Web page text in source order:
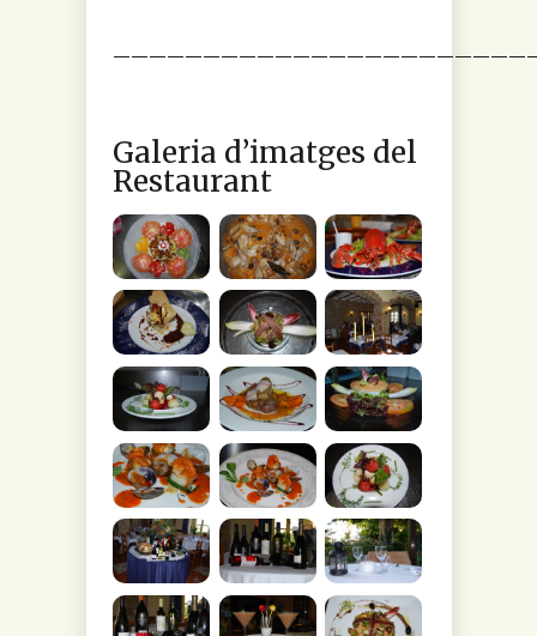
Galeria d’imatges del
Restaurant